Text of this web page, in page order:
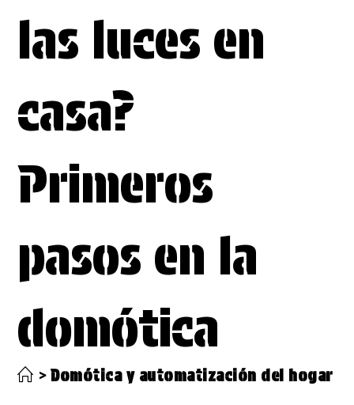
las luces en
casa?
Primeros
pasos en la
domótica
> Domótica y automatización del hogar